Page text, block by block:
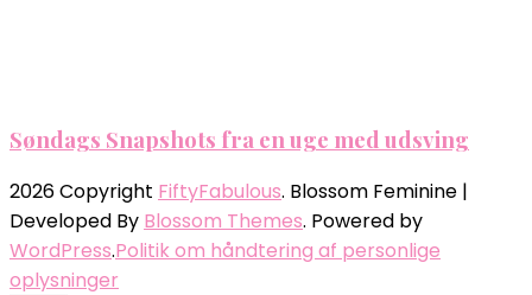
Søndags Snapshots fra en uge med udsving
2026 Copyright FiftyFabulous. Blossom Feminine |
Developed By Blossom Themes. Powered by
WordPress.Politik om håndtering af personlige
oplysninger